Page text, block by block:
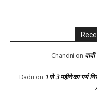
Chandni on
Dadu on 1 से 3 महीने का गर्भ